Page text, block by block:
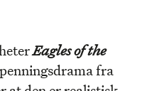
Eagles of the
fra